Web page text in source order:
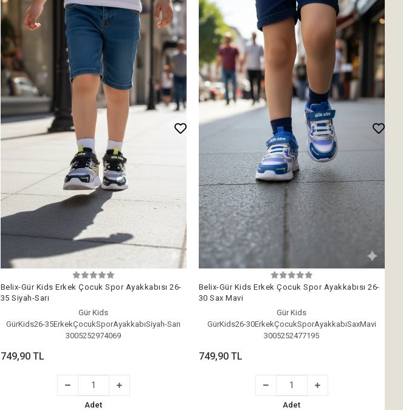
Belix-Gür Kids Erkek Çocuk Spor Ayakkabısı 26-
35 Siyah-Sarı
Gür Kids
GürKids26-35ErkekÇocukSporAyakkabıSiyah-Sarı
3005252974069
749,90 TL
Adet
Belix-Gür Kids Erkek Çocuk Spor Ayakkabısı 26-
30 Sax Mavi
Gür Kids
GürKids26-30ErkekÇocukSporAyakkabıSaxMavi
3005252477195
749,90 TL
Adet